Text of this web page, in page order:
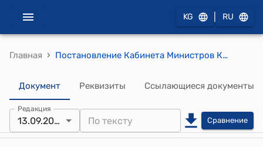
KG RU
Главная › Постановление Кабинета Министров КР от 14 января 2022 года № 13 "О внесении изменений в постановление Правительства Кыргызской Республики "О дальнейших мерах по совершенствованию национальной системы экспортного контроля в Кыргызской Республике" от 27 октября 2010 года № 257"
Документ Реквизиты Ссылающиеся документы
Редакция
13.09.2024 Сравнение